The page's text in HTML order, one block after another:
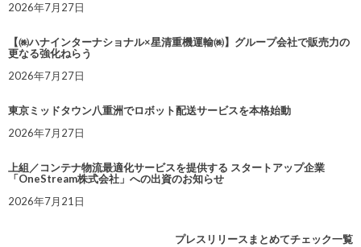
2026年7月27日
【㈱ハナインターナショナル×星清重機運輸㈱】グループ会社で販売力の
更なる強化ねらう
2026年7月27日
東京ミッドタウン八重洲でロボット配送サービスを本格始動
2026年7月27日
上組／コンテナ物流最適化サービスを提供する スタートアップ企業
「OneStream株式会社」への出資のお知らせ
2026年7月21日
プレスリリースまとめてチェック一覧